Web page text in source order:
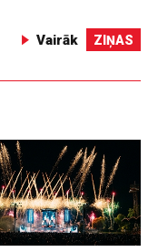
Vairāk ZIŅAS